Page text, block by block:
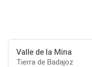
Valle de la Mina
Tierra de Badajoz